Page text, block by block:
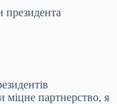
президента
міцне партнерство, я